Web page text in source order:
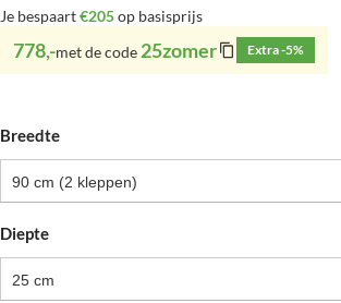
Je bespaart€205op basisprijs
778,-met de code 25zomer Extra -5%
Breedte
90 cm (2 kleppen)
Diepte
25 cm